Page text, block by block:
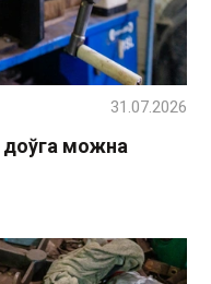
доўга можна
31.07.2026